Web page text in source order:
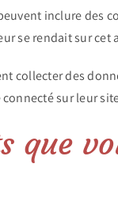
inclure des
se rendait sur cet
collecter des
sur leur
que